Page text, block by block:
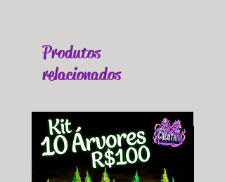
Produtos
relacionados